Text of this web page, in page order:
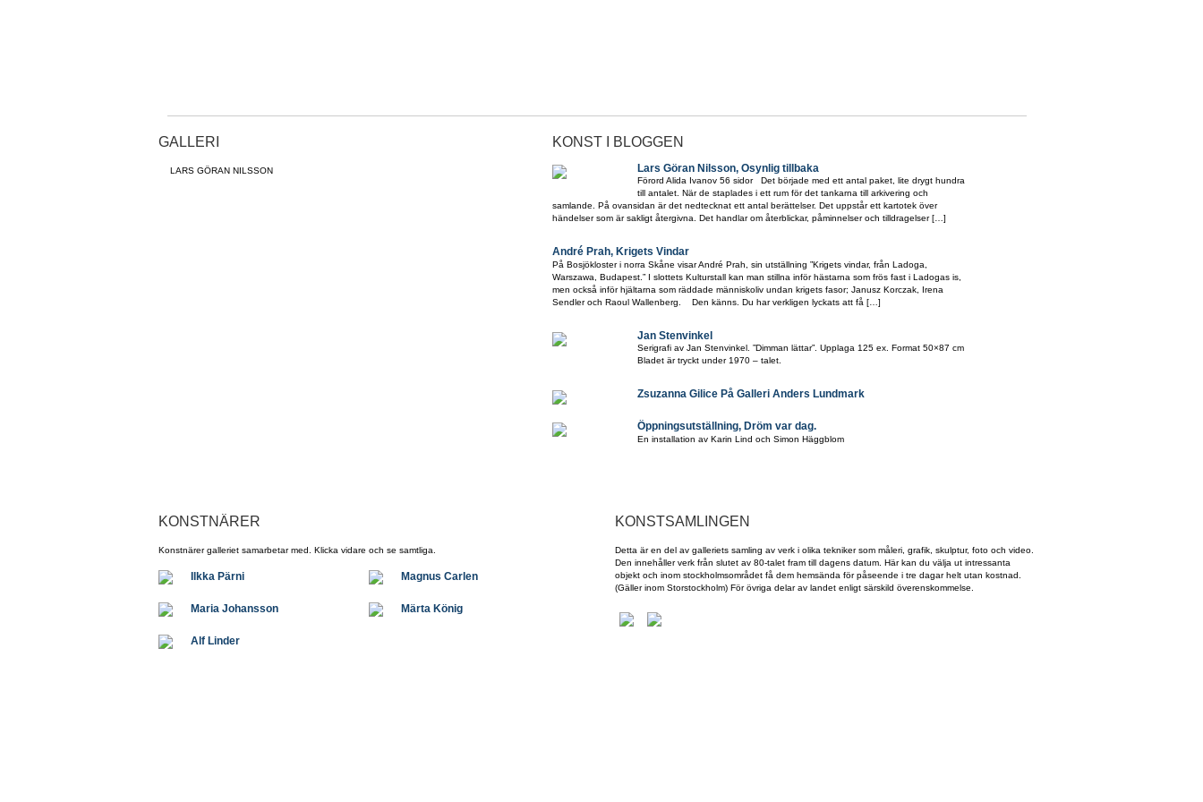
GALLERI
LARS GÖRAN NILSSON
KONST I BLOGGEN
Lars Göran Nilsson, Osynlig tillbaka
Förord Alida Ivanov 56 sidor Det började med ett antal paket, lite drygt hundra
till antalet. När de staplades i ett rum för det tankarna till arkivering och
samlande. På ovansidan är det nedtecknat ett antal berättelser. Det uppstår ett kartotek över
händelser som är sakligt återgivna. Det handlar om återblickar, påminnelser och tilldragelser […]
André Prah, Krigets Vindar
På Bosjökloster i norra Skåne visar André Prah, sin utställning ”Krigets vindar, från Ladoga,
Warszawa, Budapest.” I slottets Kulturstall kan man stillna inför hästarna som frös fast i Ladogas is,
men också inför hjältarna som räddade människoliv undan krigets fasor; Janusz Korczak, Irena
Sendler och Raoul Wallenberg. Den känns. Du har verkligen lyckats att få […]
Jan Stenvinkel
Serigrafi av Jan Stenvinkel. ”Dimman lättar”. Upplaga 125 ex. Format 50×87 cm
Bladet är tryckt under 1970 – talet.
Zsuzanna Gilice På Galleri Anders Lundmark
Öppningsutställning, Dröm var dag.
En installation av Karin Lind och Simon Häggblom
KONSTNÄRER
Konstnärer galleriet samarbetar med. Klicka vidare och se samtliga.
Ilkka Pärni Magnus Carlen
Maria Johansson Märta König
Alf Linder
KONSTSAMLINGEN
Detta är en del av galleriets samling av verk i olika tekniker som måleri, grafik, skulptur, foto och video.
Den innehåller verk från slutet av 80-talet fram till dagens datum. Här kan du välja ut intressanta
objekt och inom stockholmsområdet få dem hemsända för påseende i tre dagar helt utan kostnad.
(Gäller inom Storstockholm) För övriga delar av landet enligt särskild överenskommelse.